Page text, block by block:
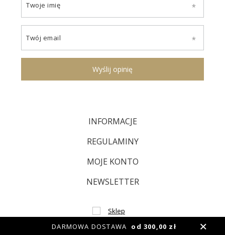
DARMOWA DOSTAWA od 300,00 zł
Twoje imię
Twój email
Wyślij opinię
INFORMACJE
REGULAMINY
MOJE KONTO
NEWSLETTER